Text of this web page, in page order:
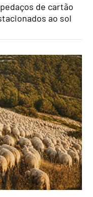
de cartão
ao sol